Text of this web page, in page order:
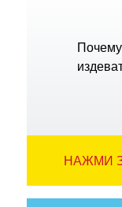
НАЖМИ